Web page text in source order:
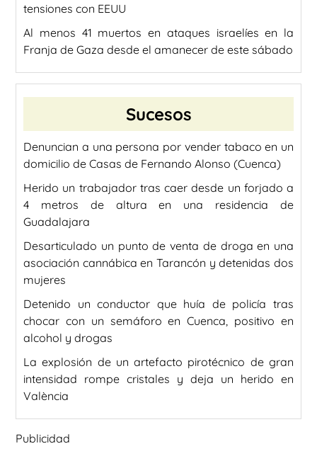
tensiones con EEUU
Al menos 41 muertos en ataques israelíes en la
Franja de Gaza desde el amanecer de este sábado
Sucesos
Denuncian a una persona por vender tabaco en un
domicilio de Casas de Fernando Alonso (Cuenca)
Herido un trabajador tras caer desde un forjado a
4 metros de altura en una residencia de
Guadalajara
Desarticulado un punto de venta de droga en una
asociación cannábica en Tarancón y detenidas dos
mujeres
Detenido un conductor que huía de policía tras
chocar con un semáforo en Cuenca, positivo en
alcohol y drogas
La explosión de un artefacto pirotécnico de gran
intensidad rompe cristales y deja un herido en
València
Publicidad